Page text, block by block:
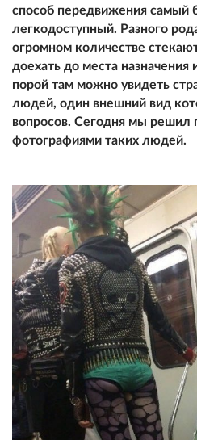
способ передвижения самый
легкодоступный. Разного
огромном количестве
доехать до места назначения
порой там можно увидеть
людей, один внешний вид
вопросов. Сегодня мы решил
фотографиями таких людей.